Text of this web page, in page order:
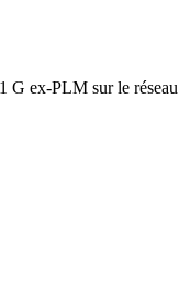
G ex-PLM sur le réseau